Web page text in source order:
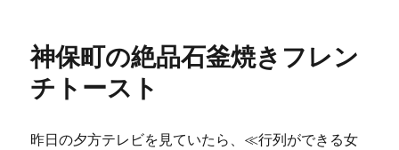
ー
神保町の絶品石釜焼きフレン
チトースト
昨日の夕方テレビを見ていたら、≪行列ができる女